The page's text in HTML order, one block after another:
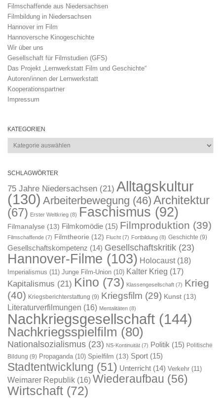
Filmschaffende aus Niedersachsen
Filmbildung in Niedersachsen
Hannover im Film
Hannoversche Kinogeschichte
Wir über uns
Gesellschaft für Filmstudien (GFS)
Das Projekt „Lernwerkstatt Film und Geschichte“
Autoren/innen der Lernwerkstatt
Kooperationspartner
Impressum
KATEGORIEN
Kategorien
SCHLAGWÖRTER
75 Jahre Niedersachsen (21) Alltagskultur
(130) Arbeiterbewegung (46) Architektur
(67) Erster Weltkrieg (8) Faschismus (92)
Filmanalyse (13) Filmkomödie (15) Filmproduktion (39)
Filmschaffende (7) Filmtheorie (12) Flucht (7) Fortbildung (8) Geschichte (9)
Gesellschaftskompetenz (14) Gesellschaftskritik (23)
Hannover-Filme (103) Holocaust(18)
Imperialismus (11) Junge Film-Union (10) Kalter Krieg (17)
Kapitalismus (21) Kino (73) Klassengesellschaft (7) Krieg
(40) Kriegsberichterstattung (9) Kriegsfilm (29) Kunst (13)
Literaturverfilmungen (16) Mentalitäten (8)
Nachkriegsgesellschaft (144)
Nachkriegsspielfilm (80)
Nationalsozialismus (23) NS-Kontinuität (7) Politik (15) Politische
Bildung (9) Propaganda (10) Spielfilm (13) Sport (15)
Stadtentwicklung (51) Unterricht (14) Verkehr (11)
Weimarer Republik (16) Wiederaufbau (56)
Wirtschaft (72)